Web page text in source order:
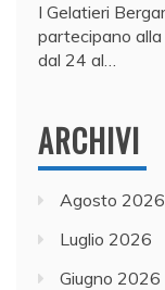
I Gelatieri
partecipano
dal 24 al…
ARCHIVI
Agosto 2026
Luglio 2026
Giugno 2026